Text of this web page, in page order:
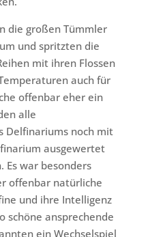
die großen Tümmler
und spritzten die
mit ihren Flossen
auch für
offenbar eher ein
alle
Delfinariums noch mit
ausgewertet
Es war besonders
offenbar natürliche
und ihre Intelligenz
schöne ansprechende
ein Wechselspiel